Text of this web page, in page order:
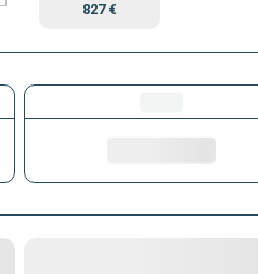
827 €